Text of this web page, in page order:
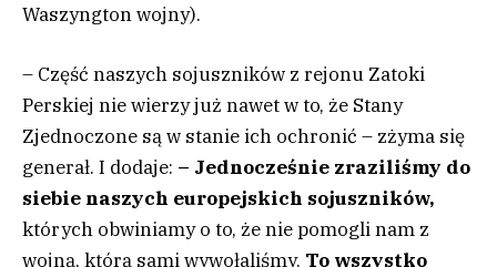
Waszyngton wojny).
– Część naszych sojuszników z rejonu Zatoki
Perskiej nie wierzy już nawet w to, że Stany
Zjednoczone są w stanie ich ochronić – zżyma się
generał. I dodaje: – Jednocześnie zraziliśmy do
siebie naszych europejskich sojuszników,
których obwiniamy o to, że nie pomogli nam z
wojną, którą sami wywołaliśmy. To wszystko